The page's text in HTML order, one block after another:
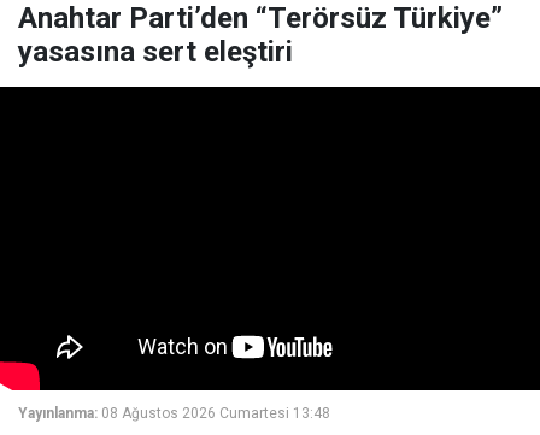
Anahtar Parti’den “Terörsüz Türkiye”
yasasına sert eleştiri
Yayınlanma: 08 Ağustos 2026 Cumartesi 13:48